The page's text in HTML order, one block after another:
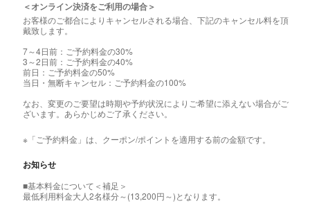
＜オンライン決済をご利用の場合＞
お客様のご都合によりキャンセルされる場合、下記のキャンセル料を頂
戴致します。
7～4日前：ご予約料金の30%
3～2日前：ご予約料金の40%
前日：ご予約料金の50%
当日・無断キャンセル：ご予約料金の100%
なお、変更のご要望は時期や予約状況によりご希望に添えない場合がご
ざいます。あらかじめご了承ください。
※「ご予約料金」は、クーポン/ポイントを適用する前の金額です。
お知らせ
■基本料金について＜補足＞
最低利用料金大人2名様分～(13,200円～)となります。